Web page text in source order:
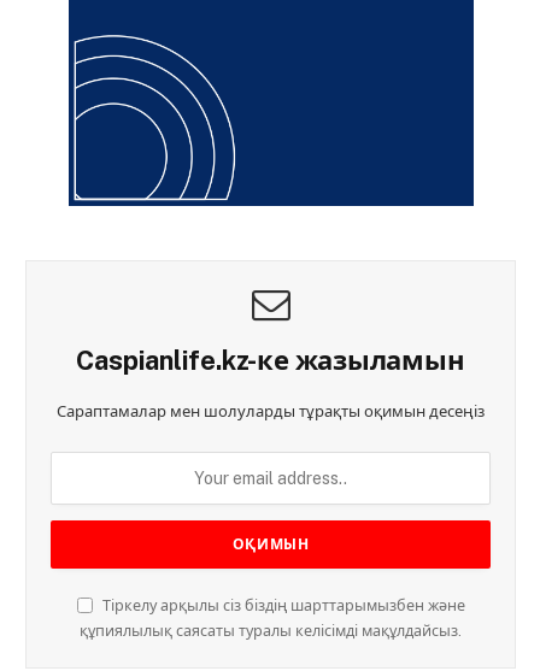
Caspianlife.kz-ке жазыламын
Сараптамалар мен шолуларды тұрақты оқимын десеңіз
Тіркелу арқылы сіз біздің шарттарымызбен және
құпиялылық саясаты туралы келісімді мақұлдайсыз.